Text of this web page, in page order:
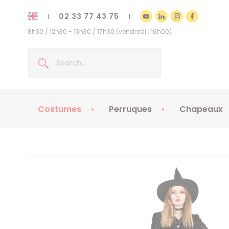
02 33 77 43 75
8h30 / 12h30 - 13h30 / 17h30 (vendredi : 16h00)
Costumes Perruques Chapeaux